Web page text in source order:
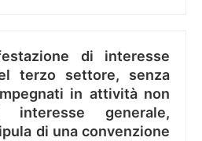
di interesse
terzo settore, senza
in attività non
interesse generale,
di una convenzione